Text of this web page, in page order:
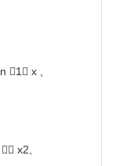
1 x ,
x2,